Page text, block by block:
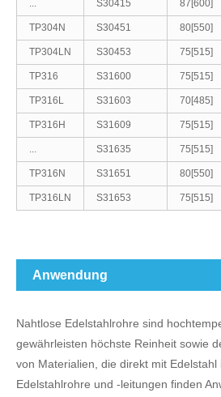
... S30415 87[600]
TP304N S30451 80[550]
TP304LN S30453 75[515]
TP316 S31600 75[515]
TP316L S31603 70[485]
TP316H S31609 75[515]
... S31635 75[515]
TP316N S31651 80[550]
TP316LN S31653 75[515]
Anwendung
Nahtlose Edelstahlrohre sind
gewährleisten höchste Reinheit sowie
von Materialien, die direkt mit Edelstahl
Edelstahlrohre und -leitungen finden